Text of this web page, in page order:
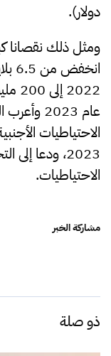
دولار).
ومثل ذلك نقصانا
عام
2023، ودعا
الاحتياطيات.
مشاركة الخبر
ذو صلة